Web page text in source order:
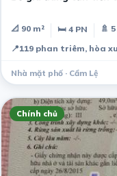
📐 90 m² 🛏 4 PN
🚿
📍119 phan triêm, hòa
Nhà mặt phố · Cẩm Lệ
Chính chủ